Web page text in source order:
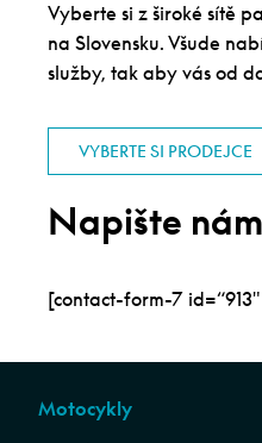
Vyberte si z široké sítě
na Slovensku. Všude
služby, tak aby vás od
VYBERTE SI PRODEJCE
Napište nám
[contact-form-7
Motocykly